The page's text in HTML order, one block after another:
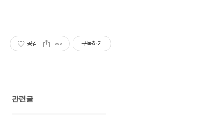
공감 구독하기
관련글